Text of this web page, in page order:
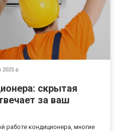
2025 р.
скрытая
за ваш
работе кондиционера, многие